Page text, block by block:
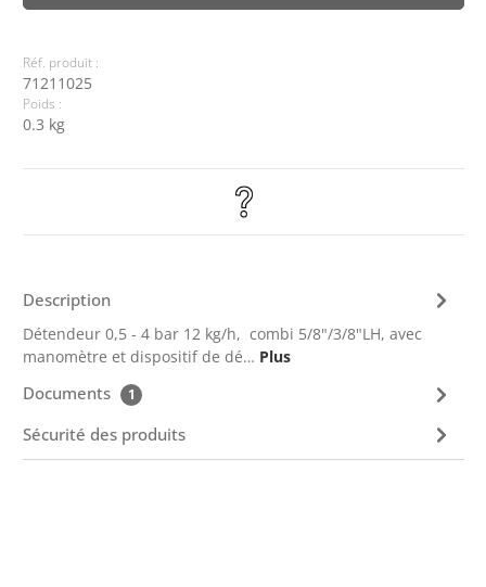
Réf. produit :
71211025
Poids :
0.3 kg
Description
Détendeur 0,5 - 4 bar 12 kg/h, combi 5/8"/3/8"LH, avec
manomètre et dispositif de dé… Plus
Documents 1
Sécurité des produits